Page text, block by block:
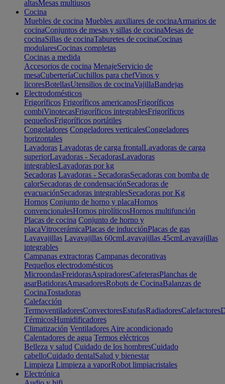
altasMesas multiusos
Cocina
Muebles de cocina Muebles auxiliares de cocinaArmarios de
cocinaConjuntos de mesas y sillas de cocinaMesas de
cocinaSillas de cocinaTaburetes de cocinaCocinas
modularesCocinas completas
Cocinas a medida
Accesorios de cocina MenajeServicio de
mesaCuberteríaCuchillos para chefVinos y
licoresBotellasUtensilios de cocinaVajillaBandejas
Electrodomésticos
Frigoríficos Frigoríficos americanosFrigoríficos
combiVinotecasFrigoríficos integrablesFrigoríficos
pequeñosFrigoríficos portátiles
Congeladores Congeladores verticalesCongeladores
horizontales
Lavadoras Lavadoras de carga frontalLavadoras de carga
superiorLavadoras - SecadorasLavadoras
integrablesLavadoras por kg
Secadoras Lavadoras - SecadorasSecadoras con bomba de
calorSecadoras de condensaciónSecadoras de
evacuaciónSecadoras integrablesSecadoras por Kg
Hornos Conjunto de horno y placaHornos
convencionalesHornos pirolíticosHornos multifunción
Placas de cocina Conjunto de horno y
placaVitrocerámicaPlacas de inducciónPlacas de gas
Lavavajillas Lavavajillas 60cmLavavajillas 45cmLavavajillas
integrables
Campanas extractoras Campanas decorativas
Pequeños electrodomésticos
MicroondasFreidorasAspiradoresCafeterasPlanchas de
asarBatidorasAmasadoresRobots de CocinaBalanzas de
CocinaTostadoras
Calefacción
TermoventiladoresConvectoresEstufasRadiadoresCalefactores
TérmicosHumidificadores
Climatización Ventiladores Aire acondicionado
Calentadores de agua Termos eléctricos
Belleza y salud Cuidado de los hombresCuidado
cabelloCuidado dentalSalud y bienestar
Limpieza Limpieza a vaporRobot limpiacristales
Electrónica